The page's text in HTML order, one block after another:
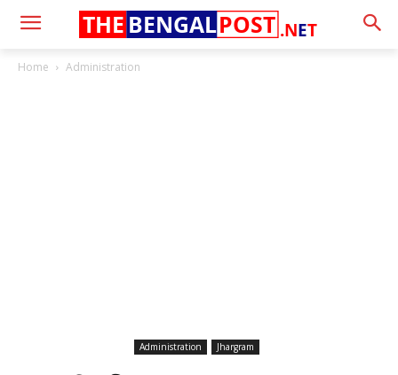
.NET
THE BENGALPOST
Home Administration
Administration Jhargram